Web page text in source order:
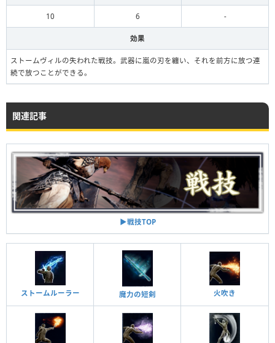
10 6 -
効果
ストームヴィルの失われた戦技。武器に嵐の刃を纏い、それを前方に放つ連
続で放つことができる。
関連記事
▶︎戦技TOP
ストームルーラー 魔力の短剣 火吹き